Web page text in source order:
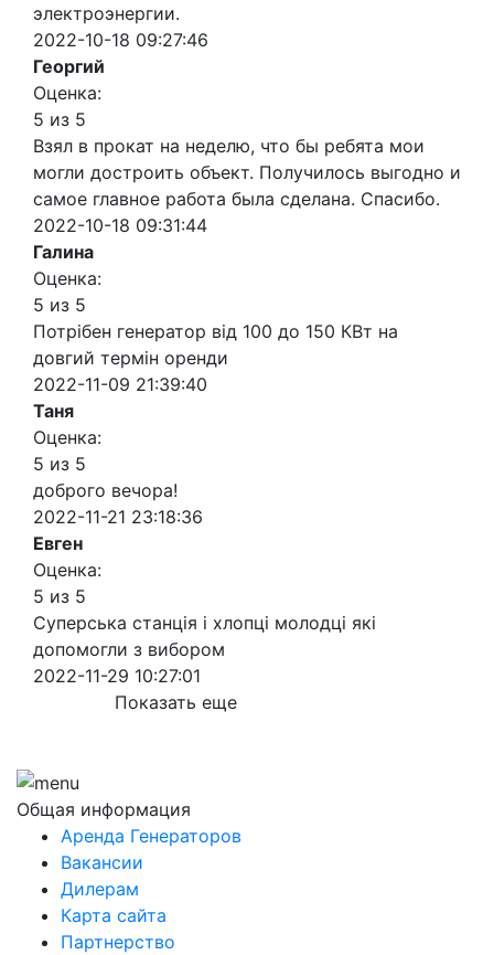
электроэнергии.
2022-10-18 09:27:46
Георгий
Оценка:
5 из 5
Взял в прокат на неделю, что бы ребята мои
могли достроить объект. Получилось выгодно и
самое главное работа была сделана. Спасибо.
2022-10-18 09:31:44
Галина
Оценка:
5 из 5
Потрібен генератор від 100 до 150 КВт на
довгий термін оренди
2022-11-09 21:39:40
Таня
Оценка:
5 из 5
доброго вечора!
2022-11-21 23:18:36
Евген
Оценка:
5 из 5
Суперська станція і хлопці молодці які
допомогли з вибором
2022-11-29 10:27:01
Показать еще
Общая информация
Аренда Генераторов
Вакансии
Дилерам
Карта сайта
Партнерство